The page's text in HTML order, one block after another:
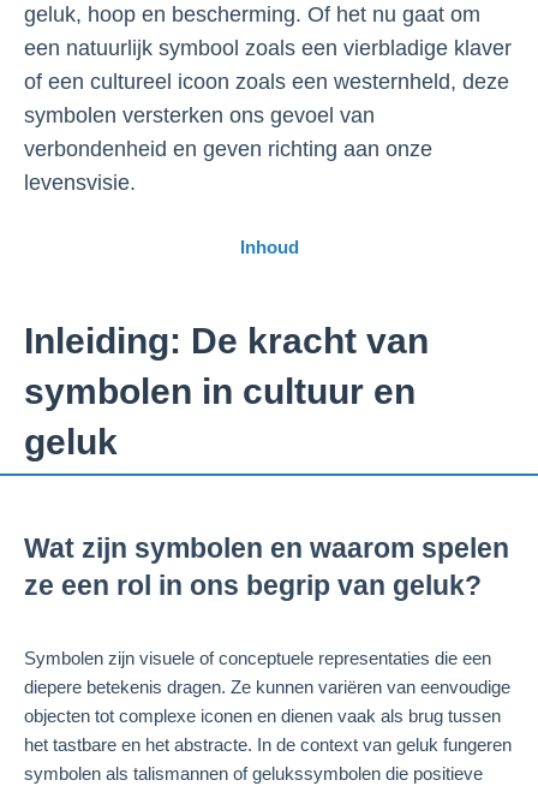
geluk, hoop en bescherming. Of het nu gaat om
een natuurlijk symbool zoals een vierbladige klaver
of een cultureel icoon zoals een westernheld, deze
symbolen versterken ons gevoel van
verbondenheid en geven richting aan onze
levensvisie.
Inhoud
Inleiding: De kracht van
symbolen in cultuur en
geluk
Wat zijn symbolen en waarom spelen
ze een rol in ons begrip van geluk?
Symbolen zijn visuele of conceptuele representaties die een
diepere betekenis dragen. Ze kunnen variëren van eenvoudige
objecten tot complexe iconen en dienen vaak als brug tussen
het tastbare en het abstracte. In de context van geluk fungeren
symbolen als talismannen of gelukssymbolen die positieve